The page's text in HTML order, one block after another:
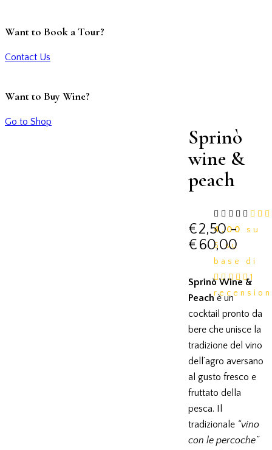
Want to Book a Tour?
Contact Us
Want to Buy Wine?
Go to Shop
Sprinò
wine &
peach
4.00
su
5 su
base di
1
€2,50 -
€60,00
Sprinò Wine &
Peachè un
cocktail pronto da
bere che unisce la
tradizione del vino
dell’agro aversano
al gusto fresco e
fruttato della
pesca. Il
tradizionale “vino
con le percoche”